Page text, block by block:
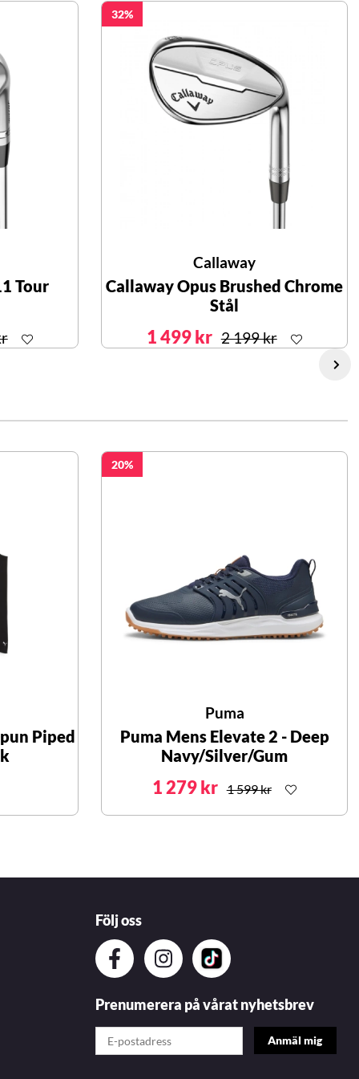
Tour
32
Callaway
Callaway Opus Brushed Chrome
Stål
1 499 kr 2 199 kr
Piped
20
Puma
Puma Mens Elevate 2 - Deep
Navy/Silver/Gum
1 279 kr 1 599 kr
Följ oss
Prenumerera på vårat nyhetsbrev